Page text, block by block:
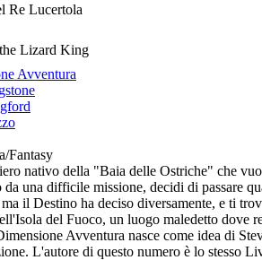
Re Lucertola
Lizard King
Avventura
Fantasy
nativo della "Baia delle Ostriche" che
una difficile missione, decidi di passare
il Destino ha deciso diversamente, e ti
del Fuoco, un luogo maledetto dove
Avventura nasce come idea di
L'autore di questo numero è lo stesso